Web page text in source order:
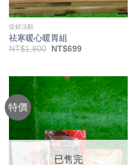
促銷活動
祛寒暖心暖胃組
NT$1,800
原
NT$1,800。
NT$699目
NT$699。
特價
已售完